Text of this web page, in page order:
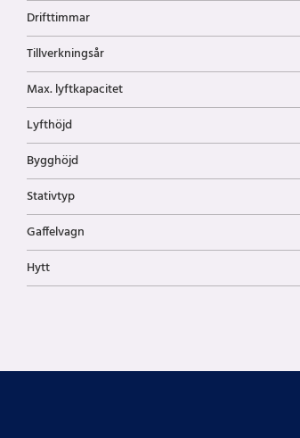
Drifttimmar
Tillverkningsår
Max. lyftkapacitet
Lyfthöjd
Bygghöjd
Stativtyp
Gaffelvagn
Hytt